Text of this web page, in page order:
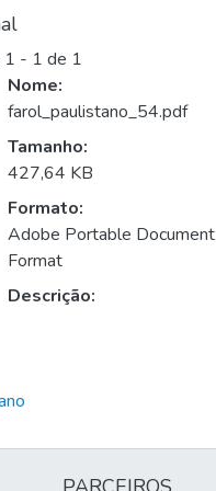
1 - 1 de 1
Nome:
farol_paulistano_54.pdf
Tamanho:
427,64 KB
Formato:
Adobe Portable Document
Format
Descrição: